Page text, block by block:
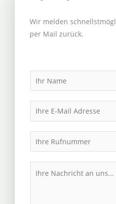
Wir melden
per Mail zurück.
a
m
m
a
h
r